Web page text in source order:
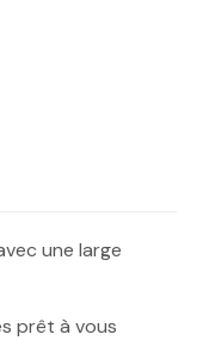
une large
prêt à vous